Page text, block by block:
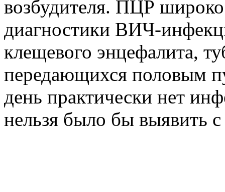
возбудителя. ПЦР широко
диагностики ВИЧ-
клещевого энцефалита,
передающихся половым
день практически нет
нельзя было бы